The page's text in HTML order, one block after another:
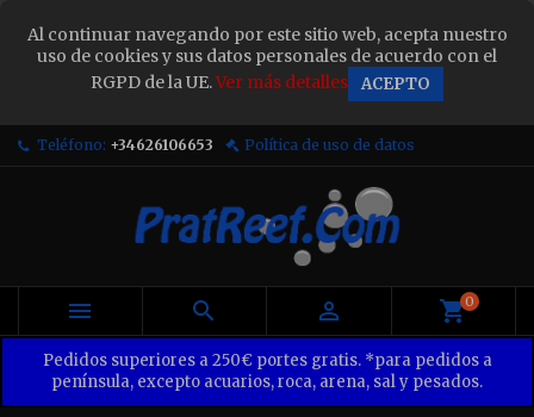
Al continuar navegando por este sitio web, acepta nuestro
uso de cookies y sus datos personales de acuerdo con el
RGPD de la UE.Ver más detalles ACEPTO
Teléfono: +34626106653 Política de uso de datos
   0
Pedidos superiores a 250€ portes gratis. *para pedidos a
península, excepto acuarios, roca, arena, sal y pesados.
Sign in ×
You need to be logged in to save products in your
wish list.